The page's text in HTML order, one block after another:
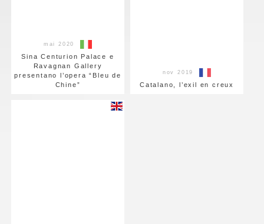
mai 2020
Sina Centurion Palace e
Ravagnan Gallery
presentano l’opera “Bleu de
Chine”
nov 2019
Catalano, l’exil en creux